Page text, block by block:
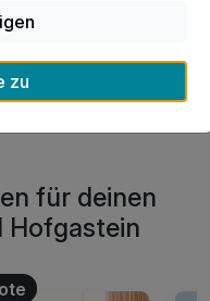
Bad Hofgastein
für deinen
Hofgastein
zu